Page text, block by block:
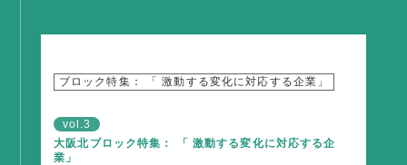
ブロック・支部案内・組織紹介
ブロック特集： 「 激動する変化に対応する企業」
vol.3
大阪北ブロック特集： 「 激動する変化に対応する企
業」